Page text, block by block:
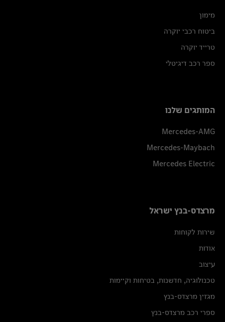
מימון
ביטוח רכבי יוקרה
טרייד יוקרה
ספר רכב דיגיטלי
המותגים שלנו
Mercedes-AMG
Mercedes-Maybach
Mercedes Electric
מרצדס-בנץ ישראל
שירות לקוחות
אודות
עיצוב
טכנולוגיה, חדשנות, בטיחות וקיימות
מגזין מרצדס-בנץ
ספרי רכב מרצדס-בנץ